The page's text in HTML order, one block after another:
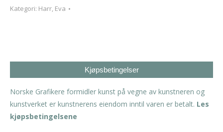
Kategori: Harr, Eva
Kjøpsbetingelser
Norske Grafikere formidler kunst på vegne av kunstneren og
kunstverket er kunstnerens eiendom inntil varen er betalt. Les
kjøpsbetingelsene